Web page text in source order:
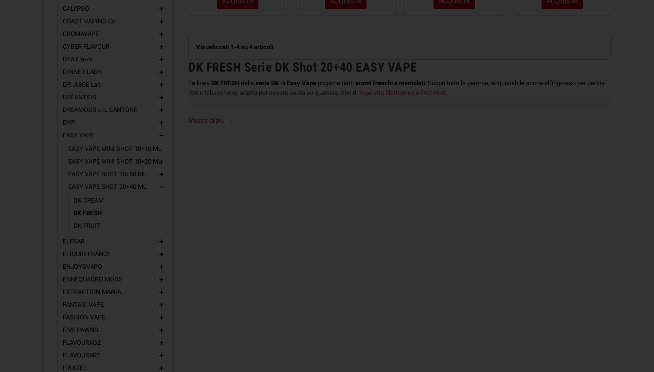
CALYPSO add
COAST VAPING Co. add
CROMAVAPE add
CYBER FLAVOUR add
DEA Flavor add
DINNER LADY add
DR JUICE Lab add
DREAMODS add
DREAMODS x IL SANTONE add
DYP add
EASY VAPE remove
EASY VAPE MINI SHOT 10+10 ML
EASY VAPE MINI SHOT 10+20 MLadd
EASY VAPE SHOT 10+50 ML add
EASY VAPE SHOT 20+40 ML remove
DK CREAM
DK FRESH
DK FRUIT
ELFBAR add
ELIQUID FRANCE add
ENJOYSVAPO add
ENNEQUADRO MODS add
EXTRACTION MANIA add
FANTASI VAPE add
FASHION VAPE add
FIVE PAWNS add
FLAVOURAGE add
FLAVOURART add
FRUIZEE add
Visualizzati 1-4 su 4 articoli
DK FRESH Serie DK Shot 20+40 EASY VAPE
La linea DK FRESH della serie DK di Easy Vape propone tanti aromi freschi e mentolati. Scopri tutta la gamma, acquistabile anche all'ingrosso per partite
IVA e tabaccherie, adatta per essere usata su qualsiasi tipo di Sigaretta Elettronica e Pod Mod .
Come diluire i SHOT 20+40 ml DK FRESH Easy Vape
Mostra di più trending_flat